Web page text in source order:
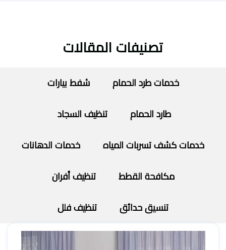
تصنيفات المقالات
خدمات طرد الحمام شفط بيارات
طارد الحمام تنظيف السجاد
خدمات كشف تسربات المياه خدمات الدهانات
مكافحة القطط تنظيف أفران
تنسيق حدائق تنظيف فلل